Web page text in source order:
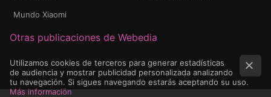
Mundo Xiaomi
Otras publicaciones de Webedia
Utilizamos cookies de terceros para generar estadísticas
de audiencia y mostrar publicidad personalizada analizando
tu navegación. Si sigues navegando estarás aceptando su uso.
Más información